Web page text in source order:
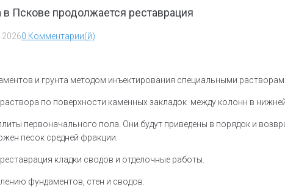
Пскове продолжается реставрация
0 Комментарии(й)
и грунта методом инъектирования специальными
по поверхности каменных закладок между колонн в
первоначального пола. Они будут приведены в порядок и
песок средней фракции.
кладки сводов и отделочные работы.
фундаментов, стен и сводов.